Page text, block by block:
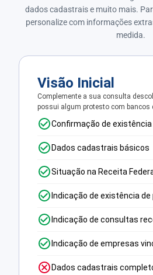
dados cadastrais e muito mais.
personalize com informações
medida.
Visão Inicial
Complemente a sua consulta
possui algum protesto com bancos
Confirmação de existência
Dados cadastrais básicos
Situação na Receita
Indicação de existência
Indicação de consultas
Indicação de empresas
Dados cadastrais